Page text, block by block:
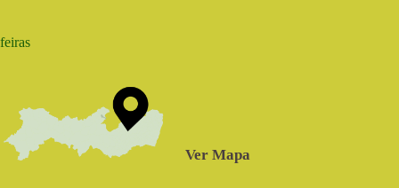
feiras
Ver Mapa